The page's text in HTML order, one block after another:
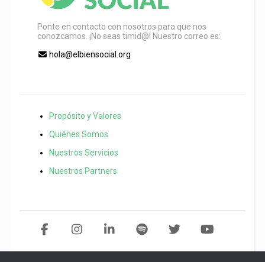
Ponte en contacto con nosotros para que nos
conozcamos. ¡No seas timid@! Nuestro correo es:
hola@elbiensocial.org
Propósito y Valores
Quiénes Somos
Nuestros Servicios
Nuestros Partners